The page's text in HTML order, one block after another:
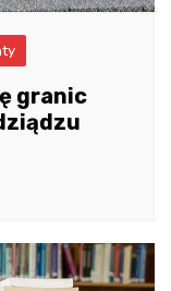
granic